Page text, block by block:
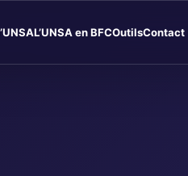
L’UNSA en BFCOutilsContact